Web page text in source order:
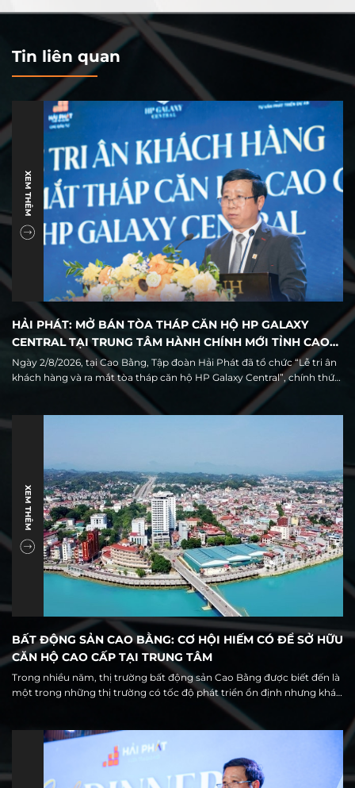
Tin liên quan
XEM THÊM
HẢI PHÁT: MỞ BÁN TÒA THÁP CĂN HỘ HP GALAXY
CENTRAL TẠI TRUNG TÂM HÀNH CHÍNH MỚI TỈNH CAO
BẰNG
Ngày 2/8/2026, tại Cao Bằng, Tập đoàn Hải Phát đã tổ chức “Lễ tri ân
khách hàng và ra mắt tòa tháp căn hộ HP Galaxy Central”, chính thức
giới thiệu ra thị trường 68 căn hộ thuộc tòa tháp cao tầng duy nhất
trong quần thể khu đô thị HP Galaxy Cao Bằng.
XEM THÊM
BẤT ĐỘNG SẢN CAO BẰNG: CƠ HỘI HIẾM CÓ ĐỂ SỞ HỮU
CĂN HỘ CAO CẤP TẠI TRUNG TÂM
Trong nhiều năm, thị trường bất động sản Cao Bằng được biết đến là
một trong những thị trường có tốc độ phát triển ổn định nhưng khá
đặc thù, với nguồn cung chủ yếu tập trung ở đất nền và nhà phố. Tuy
nhiên, cùng với quá trình đô thị hóa, đầu tư hạ tầng và sự hình thành
của trung tâm hành chính mới, thị trường địa phương đang đứng
trước một giai đoạn chuyển mình đáng chú ý.